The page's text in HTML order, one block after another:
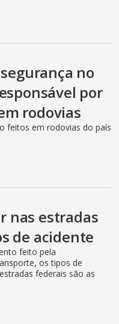
no
por
rodovias
feitos em rodovias do país
nas estradas
de acidente
feito pela
os tipos de
federais são as